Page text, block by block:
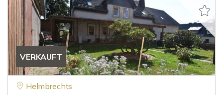
VERKAUFT
Helmbrechts